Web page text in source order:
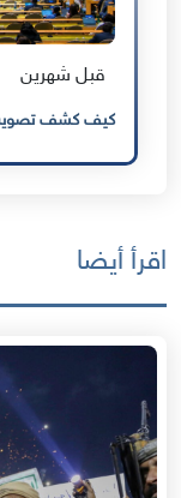
قبل شهرين
كيف كشف تصويت
اقرأ أيضا